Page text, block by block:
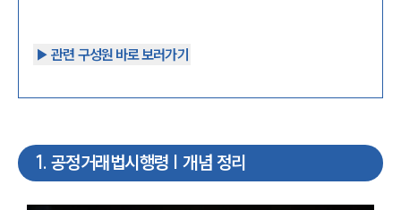
▶︎ 관련 구성원 바로 보러가기
1 . 공정거래법시행령 | 개념 정리